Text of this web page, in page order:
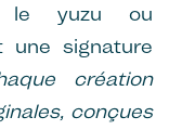
le yuzu ou
une signature
création
conçues